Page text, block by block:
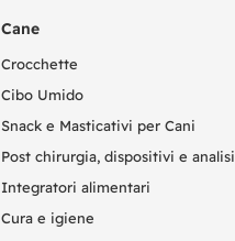
Cane
Crocchette
Cibo Umido
Snack e Masticativi per Cani
Post chirurgia, dispositivi e analisi
Integratori alimentari
Cura e igiene